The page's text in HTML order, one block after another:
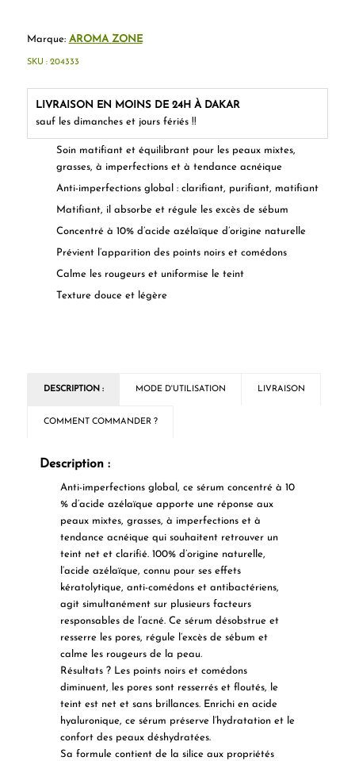
Soin matifiant et équilibrant pour les peaux mixtes,
grasses, à imperfections et à tendance acnéique
Anti-imperfections global : clarifiant, purifiant, matifiant
Matifiant, il absorbe et régule les excès de sébum
Concentré à 10% d’acide azélaïque d’origine naturelle
Prévient l’apparition des points noirs et comédons
Calme les rougeurs et uniformise le teint
Texture douce et légère
Marque: AROMA ZONE
LIVRAISON EN MOINS DE 24H À DAKAR
sauf les dimanches et jours fériés !!
SKU : 204333
DESCRIPTION : MODE D'UTILISATION LIVRAISON
COMMENT COMMANDER ?
Description :
Anti-imperfections global, ce sérum concentré à 10
% d’acide azélaïque apporte une réponse aux
peaux mixtes, grasses, à imperfections et à
tendance acnéique qui souhaitent retrouver un
teint net et clarifié. 100% d’origine naturelle,
l’acide azélaïque, connu pour ses effets
kératolytique, anti-comédons et antibactériens,
agit simultanément sur plusieurs facteurs
responsables de l’acné. Ce sérum désobstrue et
resserre les pores, régule l’excès de sébum et
calme les rougeurs de la peau.
Résultats ? Les points noirs et comédons
diminuent, les pores sont resserrés et floutés, le
teint est net et sans brillances. Enrichi en acide
hyaluronique, ce sérum préserve l’hydratation et le
confort des peaux déshydratées.
Sa formule contient de la silice aux propriétés